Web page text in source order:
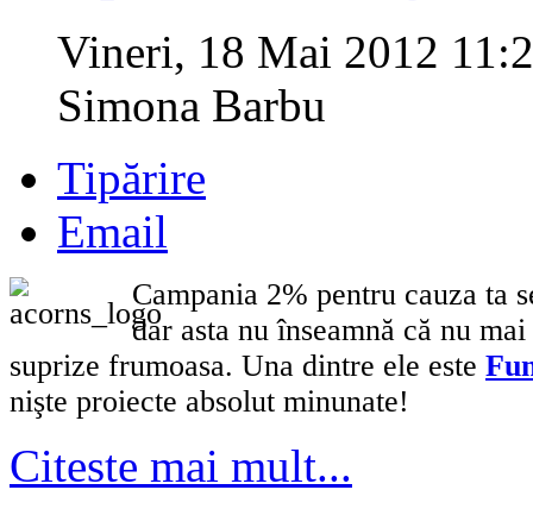
Vineri, 18 Mai 2012
Simona Barbu
Tipărire
Email
Campania 2% pentru cauza ta
dar asta nu înseamnă că nu
suprize frumoasa. Una dintre ele este
nişte proiecte absolut minunate!
Citeste mai mult...